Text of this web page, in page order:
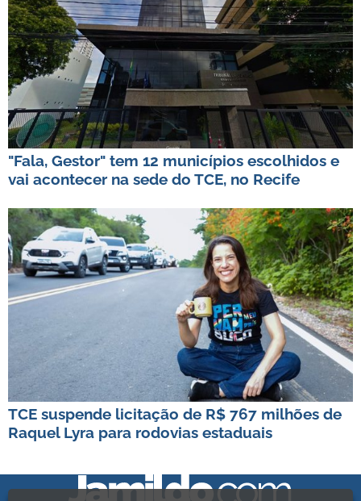
"Fala, Gestor" tem 12 municípios escolhidos e
vai acontecer na sede do TCE, no Recife
TCE suspende licitação de R$ 767 milhões de
Raquel Lyra para rodovias estaduais